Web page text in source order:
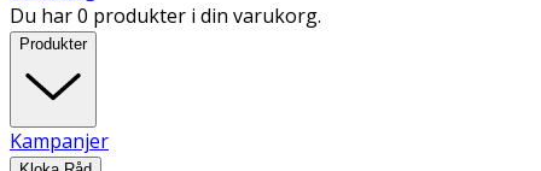
Du har 0 produkter i din varukorg.
Produkter
Kampanjer